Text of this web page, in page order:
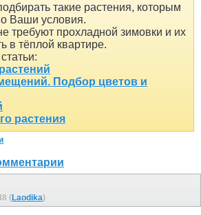
такие растения, которым
Ваши условия.
требуют прохладной зимовки и их
в тёплой квартире.
Подбор цветов и
растения
(Laodika)